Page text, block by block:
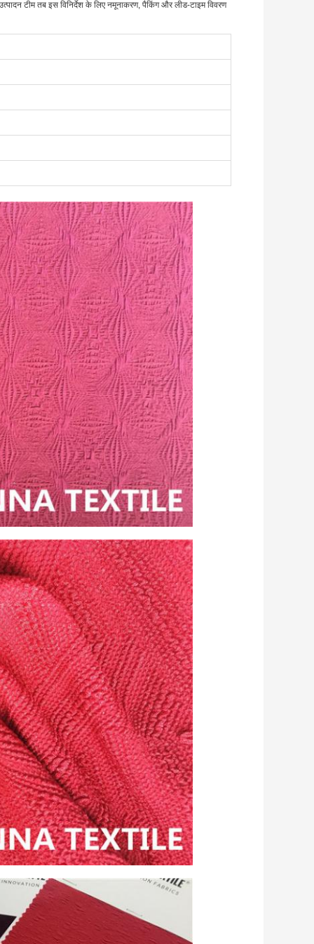
टीम तब इस विनिर्देश के लिए नमूनाकरण, पैकिंग और लीड-टाइम विवरण